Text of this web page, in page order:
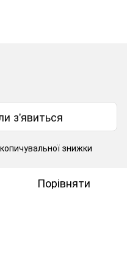
з'явиться
знижки
Порівняти